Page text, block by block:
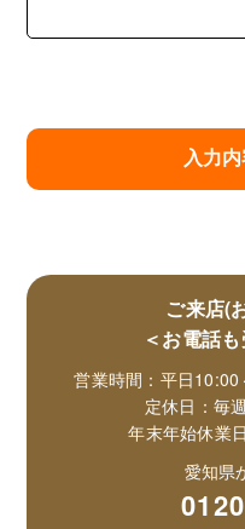
ご来店(
＜お電話
営業時間：平日
定休日：毎
年末年始休業
愛知県